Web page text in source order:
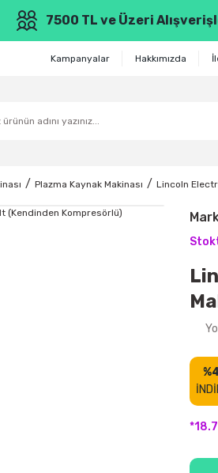
7500 TL ve Üzeri
Kampanyalar Hakkımızda
Plazma Kaynak Makinası Lincoln